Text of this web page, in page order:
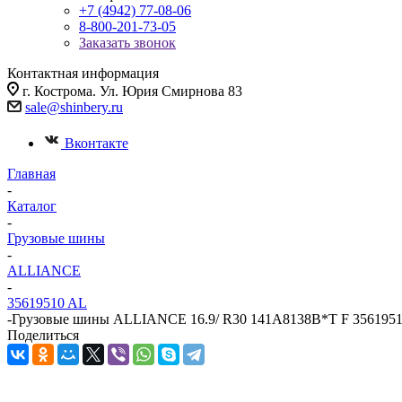
+7 (4942) 77-08-06
8-800-201-73-05
Заказать звонок
Контактная информация
г. Кострома. Ул. Юрия Смирнова 83
sale@shinbery.ru
Вконтакте
Главная
-
Каталог
-
Грузовые шины
-
ALLIANCE
-
35619510 AL
-Грузовые шины ALLIANCE 16.9/ R30 141A8138B*T F
Поделиться